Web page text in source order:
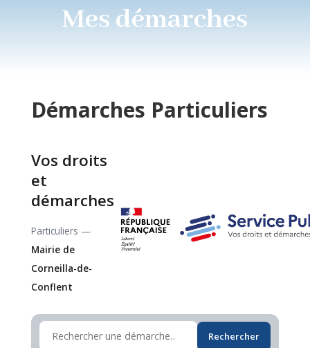
Mes démarches
Démarches Particuliers
Vos droits
et
démarches
Particuliers —
Mairie de
Corneilla-de-
Conflent
Rechercher